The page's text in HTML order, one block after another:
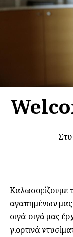
Καλωσορίζουμε
αγαπημένων
σιγά-σιγά μας
γιορτινά